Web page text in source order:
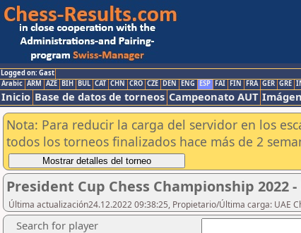
Logged on: Gast
Arabic ARM AZE BIH BUL CAT CHN CRO CZE DEN ENG ESP FAI FIN FRA GER GRE
Inicio Base de datos de torneos Campeonato AUT
Nota: Para reducir la carga del servidor en los
todos los torneos finalizados hace más de 2
President Cup Chess Championship 2022
Última actualización24.12.2022 09:38:25, Propietario/Última carga: UAE
Search for player